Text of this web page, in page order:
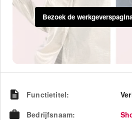
Bezoek de
Functietitel:
Bedrijfsnaam: